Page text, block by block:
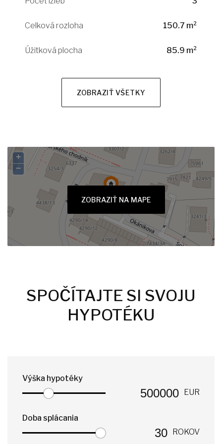
Celková rozloha 150.7 m²
Úžitková plocha 85.9 m²
ZOBRAZIŤ VŠETKY
ZOBRAZIŤ NA MAPE
+
−
SPOČÍTAJTE SI SVOJU
HYPOTÉKU
Výška hypotéky
EUR
Doba splácania
ROKOV